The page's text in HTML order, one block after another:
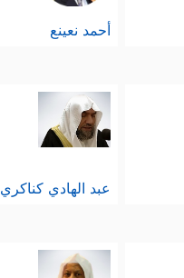
أحمد نعينع
عبد الهادي كناكري